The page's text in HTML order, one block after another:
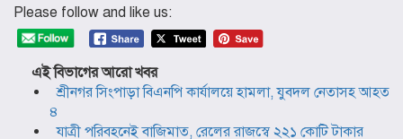
Please follow and like us:
এই বিভাগের আরো খবর
শ্রীনগর সিংপাড়া বিএনপি কার্যালয়ে হামলা, যুবদল নেতাসহ আহত
৪
যাত্রী পরিবহনেই বাজিমাত, রেলের রাজস্বে ২২১ কোটি টাকার